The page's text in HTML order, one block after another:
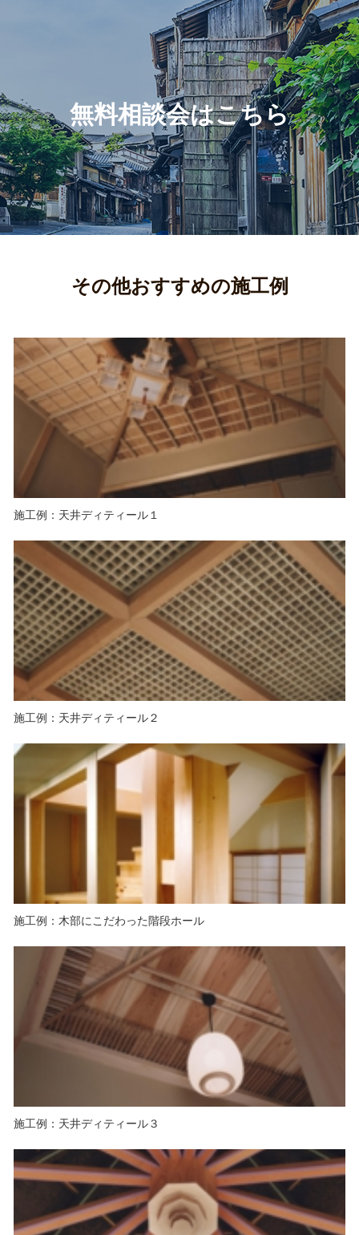
無料相談会はこちら
その他おすすめの施工例
施工例：天井ディティール１
施工例：天井ディティール２
施工例：木部にこだわった階段ホール
施工例：天井ディティール３